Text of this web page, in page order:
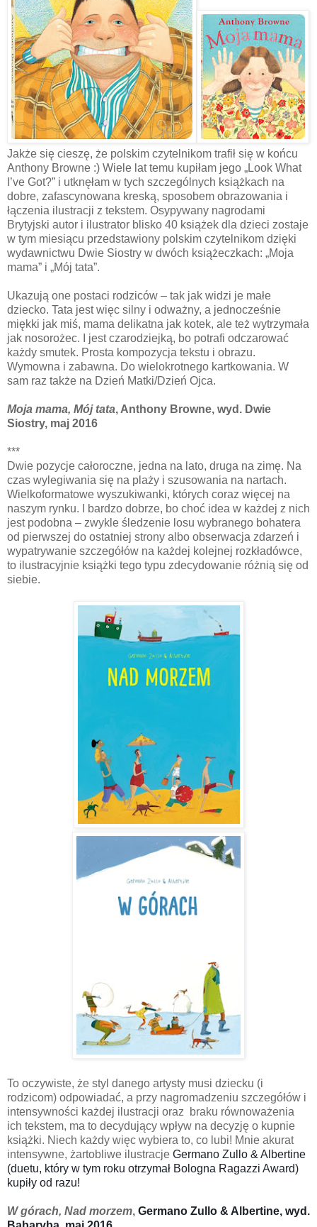
Jakże się cieszę, że polskim czytelnikom trafił się w końcu
Anthony Browne :) Wiele lat temu kupiłam jego „Look What
I’ve Got?” i utknęłam w tych szczególnych książkach na
dobre, zafascynowana kreską, sposobem obrazowania i
łączenia ilustracji z tekstem. Osypywany nagrodami
Brytyjski autor i ilustrator blisko 40 książek dla dzieci zostaje
w tym miesiącu przedstawiony polskim czytelnikom dzięki
wydawnictwu Dwie Siostry w dwóch książeczkach: „Moja
mama” i „Mój tata”.
Ukazują one postaci rodziców – tak jak widzi je małe
dziecko. Tata jest więc silny i odważny, a jednocześnie
miękki jak miś, mama delikatna jak kotek, ale też wytrzymała
jak nosorożec. I jest czarodziejką, bo potrafi odczarować
każdy smutek. Prosta kompozycja tekstu i obrazu.
Wymowna i zabawna. Do wielokrotnego kartkowania. W
sam raz także na Dzień Matki/Dzień Ojca.
Moja mama, Mój tata, Anthony Browne, wyd. Dwie
Siostry, maj 2016
***
Dwie pozycje całoroczne, jedna na lato, druga na zimę. Na
czas wylegiwania się na plaży i szusowania na nartach.
Wielkoformatowe wyszukiwanki, których coraz więcej na
naszym rynku. I bardzo dobrze, bo choć idea w każdej z nich
jest podobna – zwykle śledzenie losu wybranego bohatera
od pierwszej do ostatniej strony albo obserwacja zdarzeń i
wypatrywanie szczegółów na każdej kolejnej rozkładówce,
to ilustracyjnie książki tego typu zdecydowanie różnią się od
siebie.
To oczywiste, że styl danego artysty musi dziecku (i
rodzicom) odpowiadać, a przy nagromadzeniu szczegółów i
intensywności każdej ilustracji oraz braku równoważenia
ich tekstem, ma to decydujący wpływ na decyzję o kupnie
książki. Niech każdy więc wybiera to, co lubi! Mnie akurat
intensywne, żartobliwe ilustracje Germano Zullo & Albertine
(duetu, który w tym roku otrzymał Bologna Ragazzi Award)
kupiły od razu!
W górach, Nad morzem, Germano Zullo & Albertine, wyd.